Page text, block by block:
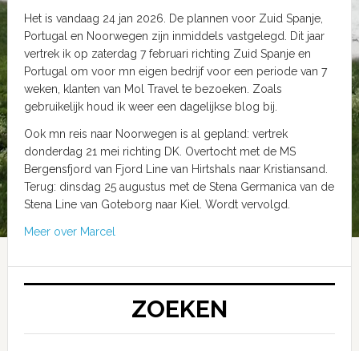
Het is vandaag 24 jan 2026. De plannen voor Zuid Spanje,
Portugal en Noorwegen zijn inmiddels vastgelegd. Dit jaar
vertrek ik op zaterdag 7 februari richting Zuid Spanje en
Portugal om voor mn eigen bedrijf voor een periode van 7
weken, klanten van Mol Travel te bezoeken. Zoals
gebruikelijk houd ik weer een dagelijkse blog bij.
Ook mn reis naar Noorwegen is al gepland: vertrek
donderdag 21 mei richting DK. Overtocht met de MS
Bergensfjord van Fjord Line van Hirtshals naar Kristiansand.
Terug: dinsdag 25 augustus met de Stena Germanica van de
Stena Line van Goteborg naar Kiel. Wordt vervolgd.
Meer over Marcel
ZOEKEN